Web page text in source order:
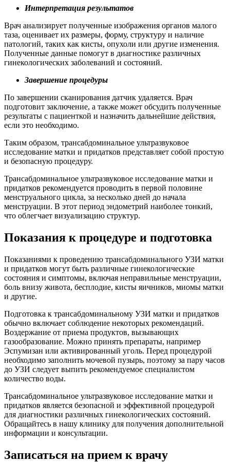
Интерпретация результатов
Врач анализирует полученные изображения органов малого
таза, оценивает их размеры, форму, структуру и наличие
патологий, таких как кисты, опухоли или другие изменения.
Полученные данные помогут в диагностике различных
гинекологических заболеваний и состояний.
Завершение процедуры
По завершении сканирования датчик удаляется. Врач
подготовит заключение, а также может обсудить полученные
результаты с пациенткой и назначить дальнейшие действия,
если это необходимо.
Таким образом, трансабдоминальное ультразвуковое
исследование матки и придатков представляет собой простую
и безопасную процедуру.
Трансабдоминальное ультразвуковое исследование матки и
придатков рекомендуется проводить в первой половине
менструального цикла, за несколько дней до начала
менструации. В этот период эндометрий наиболее тонкий,
что облегчает визуализацию структур.
Показания к процедуре и подготовка
Показаниями к проведению трансабдоминального УЗИ матки
и придатков могут быть различные гинекологические
состояния и симптомы, включая неправильные менструации,
боль внизу живота, бесплодие, кисты яичников, миомы матки
и другие.
Подготовка к трансабдоминальному УЗИ матки и придатков
обычно включает соблюдение некоторых рекомендаций.
Воздержание от приема продуктов, вызывающих
газообразование. Можно принять препараты, например
Эспумизан или активированный уголь. Перед процедурой
необходимо заполнить мочевой пузырь, поэтому за пару часов
до УЗИ следует выпить рекомендуемое специалистом
количество воды.
Трансабдоминальное ультразвуковое исследование матки и
придатков является безопасной и эффективной процедурой
для диагностики различных гинекологических состояний.
Обращайтесь в нашу клинику для получения дополнительной
информации и консультации.
Записаться на прием к врачу